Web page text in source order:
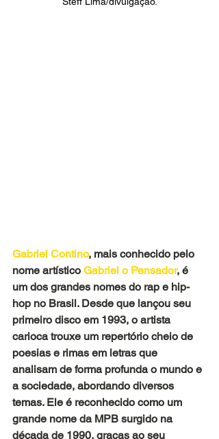
Gabriel Contino, mais conhecido pelo
nome artístico Gabriel o Pensador, é
um dos grandes nomes do rap e hip-
hop no Brasil. Desde que lançou seu
primeiro disco em 1993, o artista
carioca trouxe um repertório cheio de
poesias e rimas em letras que
analisam de forma profunda o mundo e
a sociedade, abordando diversos
temas. Ele é reconhecido como um
grande nome da MPB surgido na
década de 1990, graças ao seu